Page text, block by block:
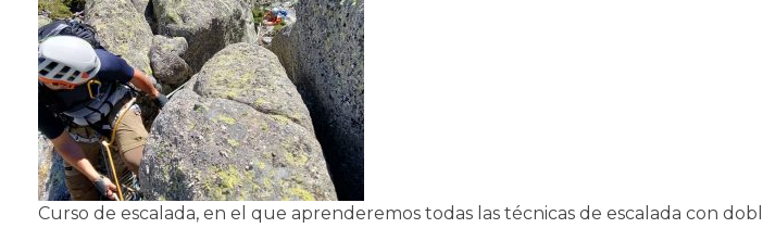
Curso de escalada, en el que aprenderemos todas las técnicas de escalada con